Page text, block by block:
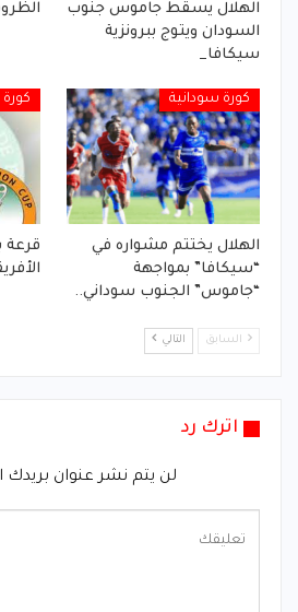
الهلال يسقط جاموس جنوب
السودان ويتوج ببرونزية
سيكافا_
كورة سودانية
الهلال يختتم مشواره في
“سيكافا” بمواجهة
“جاموس” الجنوب سوداني..
قرعة
السابق التالي
اترك رد
لن يتم نشر عنوان بريدك